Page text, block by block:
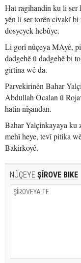
Hat ragihandin ku li ser
yên li ser torên civakî
dosyeyek hebûye.
Li gorî nûçeya MAyê,
dadgehê û dadgehê bi
girtina wê da.
Parvekirinên Bahar
Abdullah Ocalan û
hatin nîşandan.
Bahar Yalçinkayaya ku
mehî heye, tevî pitika
Bakirkoyê.
NÛÇEYE ŞÎROVE BIKE